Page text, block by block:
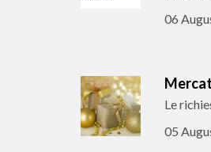
06
Le
05